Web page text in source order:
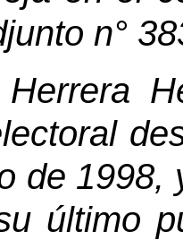
n°
de 1998,
último